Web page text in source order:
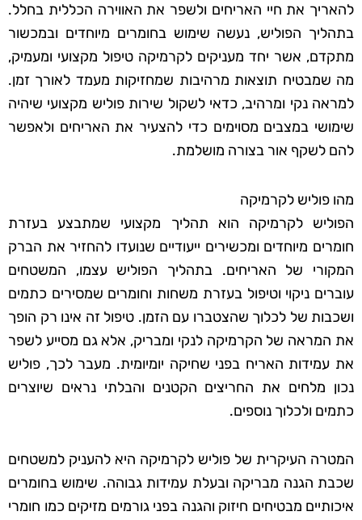
להאריך את חיי האריחים ולשפר את האווירה הכללית בחלל.
בתהליך הפוליש, נעשה שימוש בחומרים מיוחדים ובמכשור
מתקדם, אשר יחד מעניקים לקרמיקה טיפול מקצועי ומעמיק,
מה שמבטיח תוצאות מרהיבות שמחזיקות מעמד לאורך זמן.
למראה נקי ומרהיב, כדאי לשקול שירות פוליש מקצועי שיהיה
שימושי במצבים מסוימים כדי להצעיר את האריחים ולאפשר
להם לשקף אור בצורה מושלמת.
מהו פוליש לקרמיקה
הפוליש לקרמיקה הוא תהליך מקצועי שמתבצע בעזרת
חומרים מיוחדים ומכשירים ייעודיים שנועדו להחזיר את הברק
המקורי של האריחים. בתהליך הפוליש עצמו, המשטחים
עוברים ניקוי וטיפול בעזרת משחות וחומרים שמסירים כתמים
ושכבות של לכלוך שהצטברו עם הזמן. טיפול זה אינו רק הופך
את המראה של הקרמיקה לנקי ומבריק, אלא גם מסייע לשפר
את עמידות האריח בפני שחיקה יומיומית. מעבר לכך, פוליש
נכון מלחים את החריצים הקטנים והבלתי נראים שיוצרים
כתמים ולכלוך נוספים.
המטרה העיקרית של פוליש לקרמיקה היא להעניק למשטחים
שכבת הגנה מבריקה ובעלת עמידות גבוהה. שימוש בחומרים
איכותיים מבטיחים חיזוק והגנה בפני גורמים מזיקים כמו חומרי